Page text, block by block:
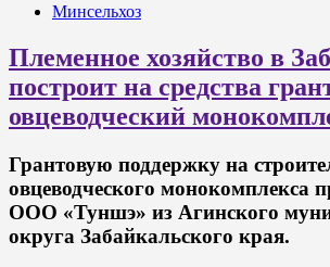
Минсельхоз
Племенное хозяйство в
построит на средства
овцеводческий
Грантовую поддержку на
овцеводческого монокомплекса
ООО «Туншэ» из Агинского
округа Забайкальского края.